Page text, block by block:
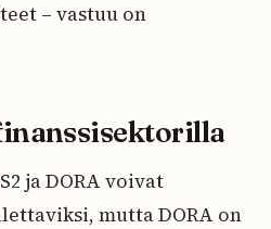
– vastuu on
ja DORA voivat
mutta DORA on